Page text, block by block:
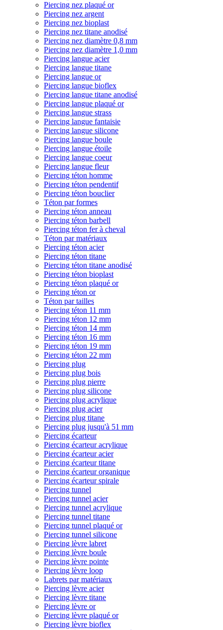
Piercing nez plaqué or
Piercing nez argent
Piercing nez bioplast
Piercing nez titane anodisé
Piercing nez diamètre 0,8 mm
Piercing nez diamètre 1,0 mm
Piercing langue acier
Piercing langue titane
Piercing langue or
Piercing langue bioflex
Piercing langue titane anodisé
Piercing langue plaqué or
Piercing langue strass
Piercing langue fantaisie
Piercing langue silicone
Piercing langue boule
Piercing langue étoile
Piercing langue coeur
Piercing langue fleur
Piercing téton homme
Piercing téton pendentif
Piercing téton bouclier
Téton par formes
Piercing téton anneau
Piercing téton barbell
Piercing téton fer à cheval
Téton par matériaux
Piercing téton acier
Piercing téton titane
Piercing téton titane anodisé
Piercing téton bioplast
Piercing téton plaqué or
Piercing téton or
Téton par tailles
Piercing téton 11 mm
Piercing téton 12 mm
Piercing téton 14 mm
Piercing téton 16 mm
Piercing téton 19 mm
Piercing téton 22 mm
Piercing plug
Piercing plug bois
Piercing plug pierre
Piercing plug silicone
Piercing plug acrylique
Piercing plug acier
Piercing plug titane
Piercing plug jusqu'à 51 mm
Piercing écarteur
Piercing écarteur acrylique
Piercing écarteur acier
Piercing écarteur titane
Piercing écarteur organique
Piercing écarteur spirale
Piercing tunnel
Piercing tunnel acier
Piercing tunnel acrylique
Piercing tunnel titane
Piercing tunnel plaqué or
Piercing tunnel silicone
Piercing lèvre labret
Piercing lèvre boule
Piercing lèvre pointe
Piercing lèvre loop
Labrets par matériaux
Piercing lèvre acier
Piercing lèvre titane
Piercing lèvre or
Piercing lèvre plaqué or
Piercing lèvre bioflex